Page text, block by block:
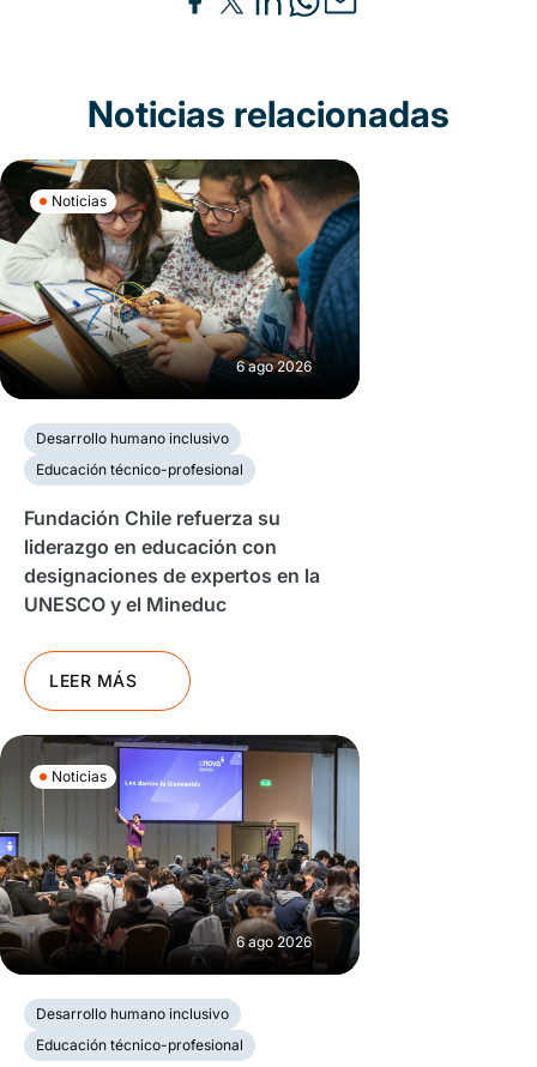
Noticias relacionadas
Noticias
6 ago 2026
Desarrollo humano inclusivo
Educación técnico-profesional
Fundación Chile refuerza su
liderazgo en educación con
designaciones de expertos en la
UNESCO y el Mineduc
LEER MÁS
Noticias
6 ago 2026
Desarrollo humano inclusivo
Educación técnico-profesional